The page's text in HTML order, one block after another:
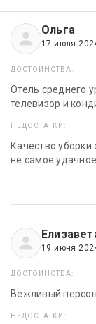
Ольга
17 июля
ДОСТОИНСТВА:
Отель среднего
телевизор и
НЕДОСТАТКИ:
Качество
не самое
19 июня
ДОСТОИНСТВА:
Вежливый
НЕДОСТАТКИ: